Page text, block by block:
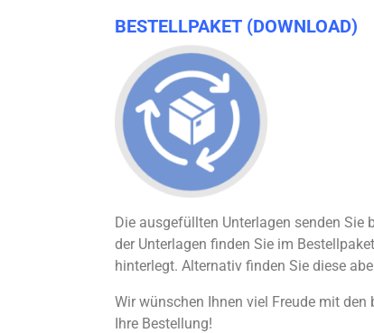
BESTELLPAKET (DOWNLOAD)
Die ausgefüllten Unterlagen senden Sie
der Unterlagen finden Sie im
hinterlegt. Alternativ finden Sie diese
Wir wünschen Ihnen viel Freude mit
Ihre Bestellung!